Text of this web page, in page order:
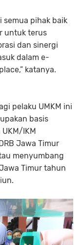
semua pihak baik
untuk terus
dan sinergi
dalam e-
katanya.
pelaku UMKM ini
basis
IKM
Jawa Timur
menyumbang
Timur tahun